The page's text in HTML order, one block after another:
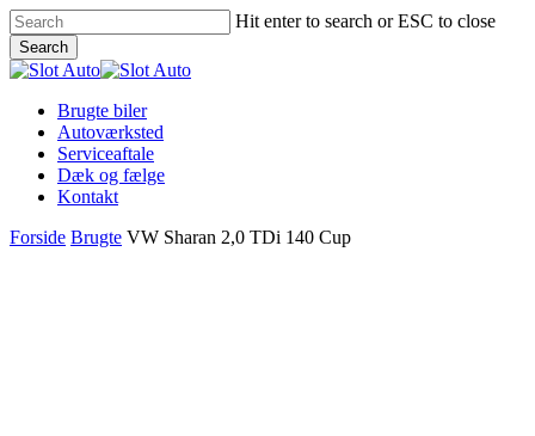
Skip
to
main
content
Hit enter to search or ESC to close
Search
Close
Menu
Brugte biler
Autoværksted
Serviceaftale
Dæk og fælge
Kontakt
Forside Brugte VW Sharan 2,0 TDi 140 Cup